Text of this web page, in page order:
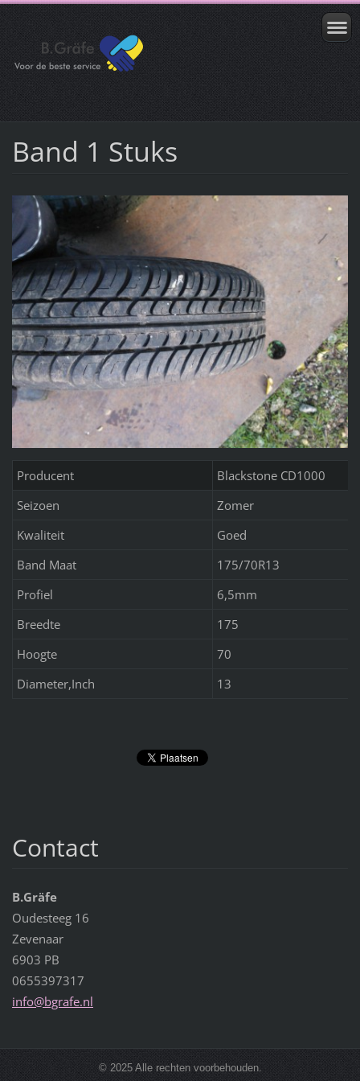
Band 1 Stuks
Producent
Blackstone CD1000
Seizoen
Zomer
Kwaliteit
Goed
Band Maat
175/70R13
Profiel
6,5mm
Breedte
175
Hoogte
70
Diameter,Inch
13
Contact
B.Gräfe
Oudesteeg 16
Zevenaar
6903 PB
0655397317
info@bgrafe.nl
© 2025 Alle rechten voorbehouden.